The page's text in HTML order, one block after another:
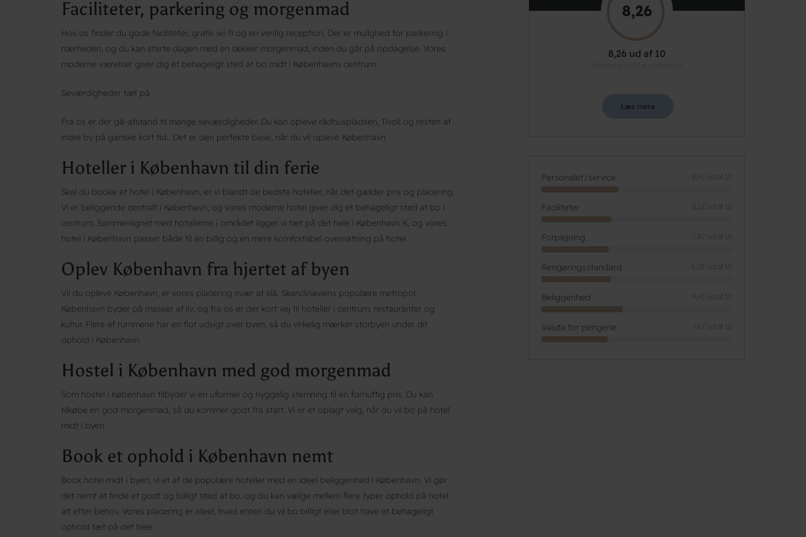
Faciliteter, parkering og morgenmad
Hos os finder du gode faciliteter, gratis wi-fi og en venlig reception. Der er mulighed for parkering i
nærheden, og du kan starte dagen med en lækker morgenmad, inden du går på opdagelse. Vores
moderne værelser giver dig et behageligt sted at bo midt i Københavns centrum.
Seværdigheder tæt på
Fra os er der gå-afstand til mange seværdigheder. Du kan opleve rådhuspladsen, Tivoli og resten af
indre by på ganske kort tid.. Det er den perfekte base, når du vil opleve København.
Hoteller i København til din ferie
Skal du booke et hotel i København, er vi blandt de bedste hoteller, når det gælder pris og placering.
Vi er beliggende centralt i København, og vores moderne hotel giver dig et behageligt sted at bo i
centrum. Sammenlignet med hotellerne i området ligger vi tæt på det hele i København K, og vores
hotel i København passer både til en billig og en mere komfortabel overnatning på hotel.
Oplev København fra hjertet af byen
Vil du opleve København, er vores placering svær at slå. Skandinaviens populære metropol
København byder på masser af liv, og fra os er der kort vej til hoteller i centrum, restauranter og
kultur. Flere af rummene har en flot udsigt over byen, så du virkelig mærker storbyen under dit
ophold i København.
Hostel i København med god morgenmad
Som hostel i København tilbyder vi en uformel og hyggelig stemning til en fornuftig pris. Du kan
tilkøbe en god morgenmad, så du kommer godt fra start. Vi er et oplagt valg, når du vil bo på hotel
midt i byen.
Book et ophold i København nemt
Book hotel midt i byen, vi et af de populære hoteller med en ideel beliggenhed i København. Vi gør
det nemt at finde et godt og billigt sted at bo, og du kan vælge mellem flere typer ophold på hotel
alt efter behov. Vores placering er ideel, hvad enten du vil bo billigt eller blot have et behageligt
ophold tæt på det hele.
8,26
8,26 ud af 10
Læs mere
Personalet/service 8,97 ud af 10
Faciliteter 8,12 ud af 10
Forplejning 7,82 ud af 10
Rengøringsstandard 8,05 ud af 10
Beliggenhed 9,47 ud af 10
Valuta for pengene 7,67 ud af 10